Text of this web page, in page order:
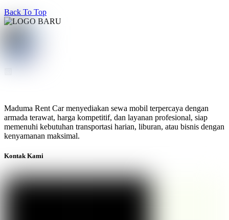
Back To Top
Maduma Rent Car menyediakan sewa mobil terpercaya dengan
armada terawat, harga kompetitif, dan layanan profesional, siap
memenuhi kebutuhan transportasi harian, liburan, atau bisnis dengan
kenyamanan maksimal.
Kontak Kami